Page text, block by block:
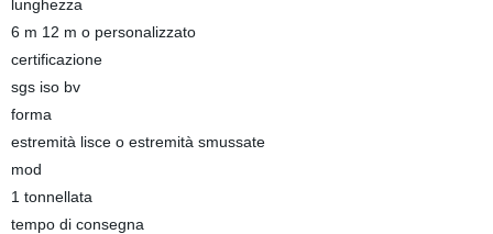
lunghezza
6 m 12 m o personalizzato
certificazione
sgs iso bv
forma
estremità lisce o estremità smussate
mod
1 tonnellata
tempo di consegna